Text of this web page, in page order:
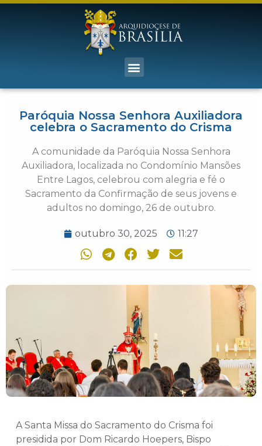
Paróquia Nossa Senhora Auxiliadora
celebra o Sacramento do Crisma
A comunidade da Paróquia Nossa Senhora
Auxiliadora, localizada no Condomínio Mansões
Entre Lagos, celebrou com alegria e fé o
Sacramento da Confirmação de seus jovens e
adultos no domingo, 26 de outubro.
outubro 30, 2025 11:27
A Santa Missa do Sacramento do Crisma foi
presidida por Dom Ricardo Hoepers, Bispo